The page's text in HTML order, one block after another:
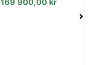
169 900,00 kr